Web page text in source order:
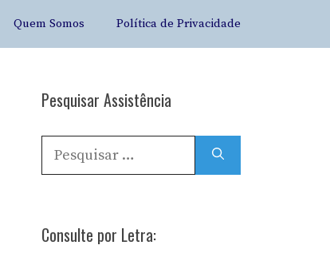
Quem Somos Política de Privacidade
Pesquisar Assistência
Pesquisar
por:
Consulte por Letra: